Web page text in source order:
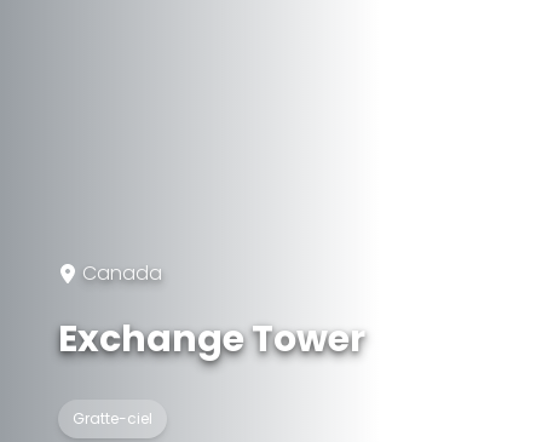
Canada
Exchange Tower
Gratte-ciel